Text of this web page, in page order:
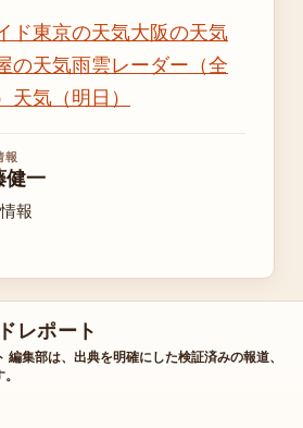
ド東京の天気大阪の天気
の天気雨雲レーダー（全
天気（明日）
報
健一
報
レポート
編集部は、出典を明確にした検証済みの報道、